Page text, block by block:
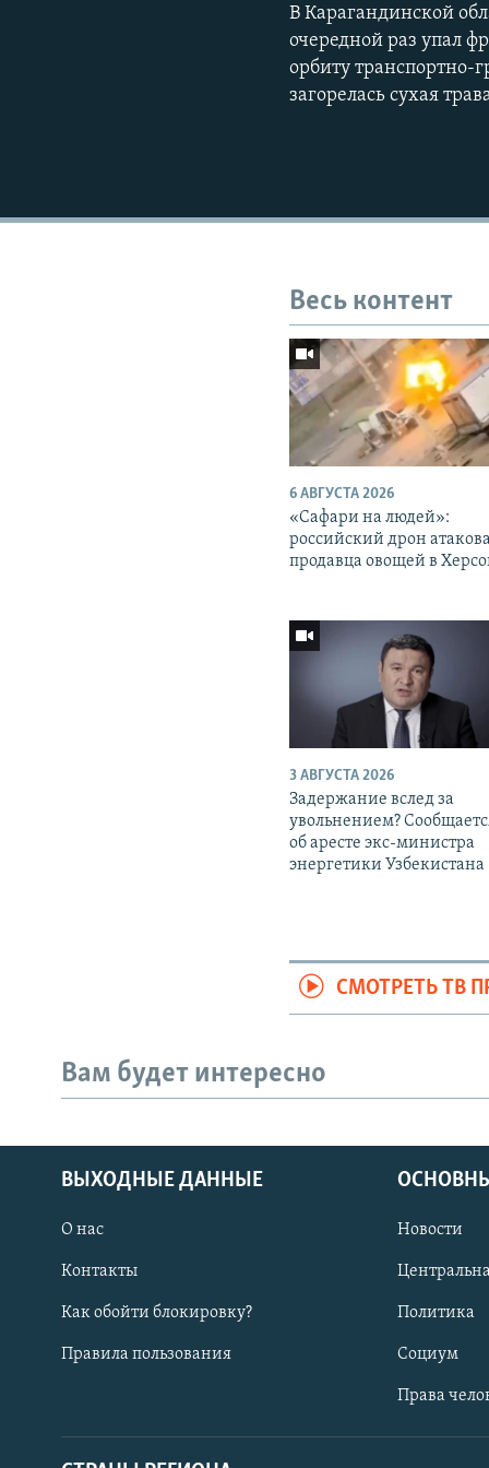
В Карагандинской
очередной раз упал
орбиту транспортно-
загорелась сухая
Весь контент
6 АВГУСТА 2026
«Cафари на людей»:
российский дрон
продавца овощей в
3 АВГУСТА 2026
Задержание вслед за
увольнением?
об аресте экс-министра
энергетики Узбекистана
СМОТРЕТЬ ТВ
Вам будет интересно
ВЫХОДНЫЕ ДАННЫЕ
О нас
Контакты
Как обойти блокировку?
Правила пользования
Новости
Политика
Социум
Права